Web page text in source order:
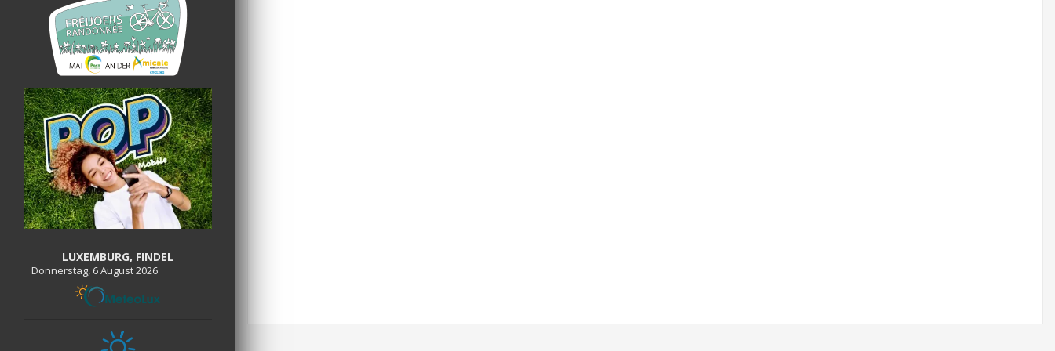
LUXEMBURG, FINDEL
Donnerstag, 6 August 2026